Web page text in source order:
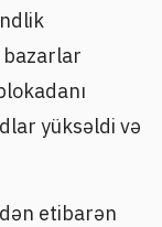
bazarlar
yüksəldi və
etibarən